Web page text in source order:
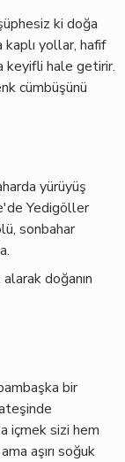
ki doğa
kaplı yollar, hafif
keyifli hale getirir.
cümbüşünü
yürüyüş
Yedigöller
sonbahar
doğanın
bir
içmek sizi hem
aşırı soğuk